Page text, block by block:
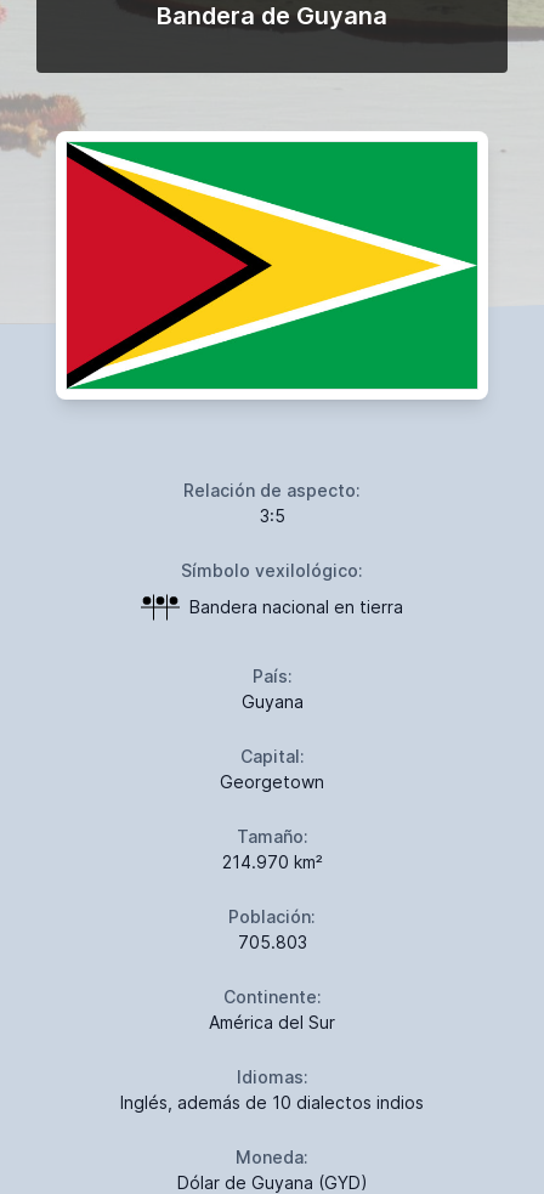
Bandera de Guyana
Relación de aspecto:
3:5
Símbolo vexilológico:
Bandera nacional en tierra
País:
Guyana
Capital:
Georgetown
Tamaño:
214.970 km²
Población:
705.803
Continente:
América del Sur
Idiomas:
Inglés, además de 10 dialectos indios
Moneda:
Dólar de Guyana (GYD)